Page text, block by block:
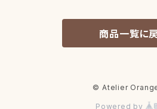
商品一覧に
© Atelier
Powered by